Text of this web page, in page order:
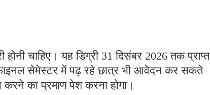
चाहिए। यह डिग्री 31 दिसंबर 2026 तक प्राप्त
सेमेस्टर में पढ़ रहे छात्र भी आवेदन कर सकते
का प्रमाण पेश करना होगा।